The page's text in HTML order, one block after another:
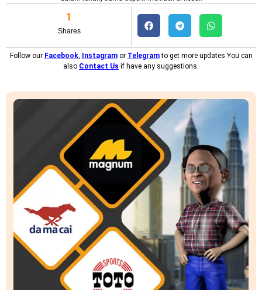
Shares
1
Follow our Facebook, Instagramor Telegramto get more updates.You can
also Contact Us if have any suggestions.